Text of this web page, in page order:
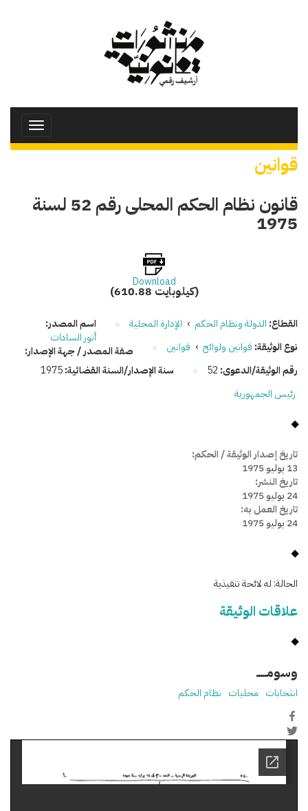
Toggle
قوانين
قانون نظام الحكم المحلى رقم 52 لسنة
1975
Download
(610.88 كيلوبايت)
القطاع: الدولة ونظام الحكم › الإدارة المحلية
نوع الوثيقة: قوانين ولوائح › قوانين
رقم الوثيقة/الدعوى: 52 سنة الإصدار/السنة القضائية:1975
اسم المصدر:
أنور السادات
صفة المصدر / جهة الإصدار:
رئيس الجمهورية
تاريخ إصدار الوثيقة / الحكم:
13 يوليو 1975
تاريخ النشر:
24 يوليو 1975
تاريخ العمل به:
24 يوليو 1975
الحالة: له لائحة تنفيذية
علاقات الوثيقة
وسومـــــ
انتخابات محليات نظام الحكم